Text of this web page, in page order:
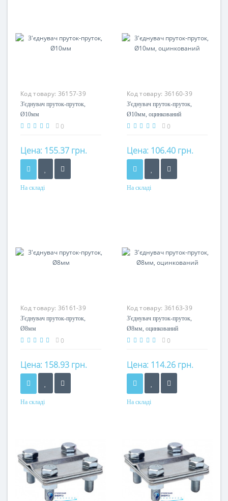
Код товару: 36157-39
З'єднувач пруток-пруток,
Ø10мм
0
Цена: 155.37 грн.
На складі
Код товару: 36160-39
З'єднувач пруток-пруток,
Ø10мм, оцинкований
0
Цена: 106.40 грн.
На складі
Код товару: 36161-39
З'єднувач пруток-пруток,
Ø8мм
0
Цена: 158.93 грн.
На складі
Код товару: 36163-39
З'єднувач пруток-пруток,
Ø8мм, оцинкований
0
Цена: 114.26 грн.
На складі